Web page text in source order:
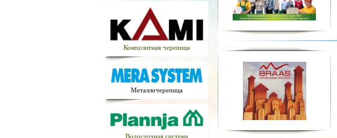
Композитная черепица
Металлочерепица
Водосточная система